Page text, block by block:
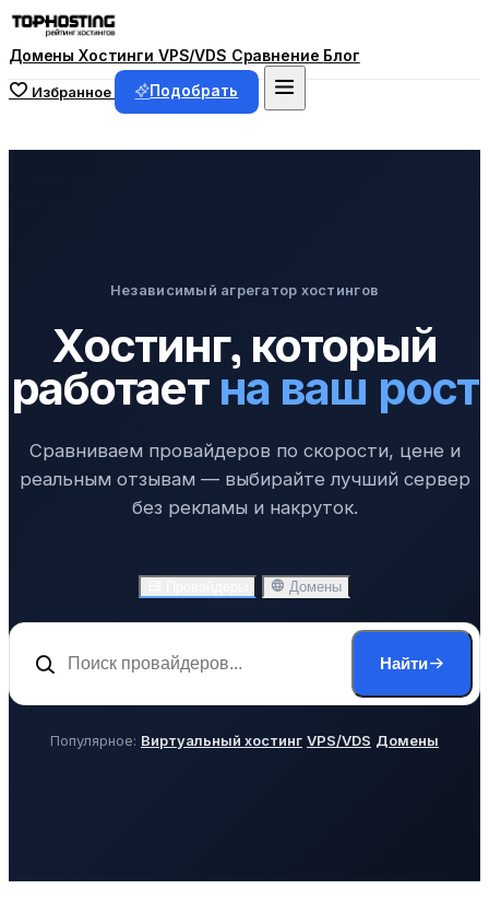
ДоменыХостинги VPS/VDS Сравнение Блог
Избранное Подобрать
Независимый агрегатор хостингов
Хостинг, который
работает на ваш рост
Сравниваем провайдеров по скорости, цене и
реальным отзывам — выбирайте лучший сервер
без рекламы и накруток.
Домены
Найти
Популярное: Виртуальный хостинг VPS/VDS Домены